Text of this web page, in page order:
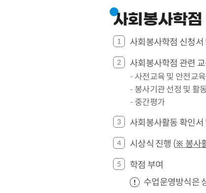
사회봉사학
사회봉사학점 신청서
사회봉사학점 관련
사전교육 및 안전교
봉사기관 선정 및 활
중간평가
사회봉사활동 확인서
시상식 진행 (※ 봉사
학점 부여
수업운영방식은